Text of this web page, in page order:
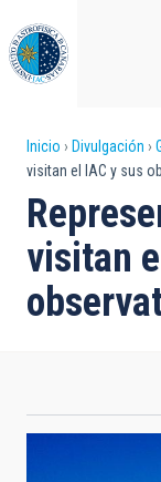
al
contenido
principal
enlaces
de
ayuda
a
Inicio Divulgación
visitan el IAC y sus
visitan